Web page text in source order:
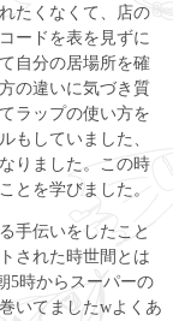
たくなくて、店の
ードを表を見ずに
自分の居場所を確
の違いに気づき質
ラップの使い方を
もしていました、
りました。この時
とを学びました。
手伝いをしたこと
された時世間とは
5時からスーパーの
いてましたwよくあ